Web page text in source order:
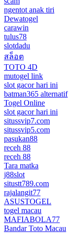
ngentot anak tiri
Dewatogel
carawin
tulus78
slotdadu
สล็อต
TOTO 4D
mutogel link
slot gacor hari ini
batman365 alternatif
Togel Online
slot gacor hari ini
situssvip7.com
situssvip5.com
pasukan88
receh 88
receh 88
Tara matka
j88slot
situstt789.com
rajalangit77
ASUSTOGEL
togel macau
MAFIABOLA77
Bandar Toto Macau